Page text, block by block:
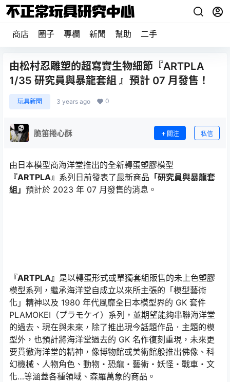
商店 圈子 專欄 新聞 幫助 二手
由松村忍雕塑的超寫實生物細節『ARTPLA
1/35 研究員與暴龍套組 』預計 07 月發售！
玩具新聞 3 years ago 0
脆笛捲心酥 關注 私信
由日本模型商海洋堂推出的全新轉蛋塑膠模型
『ARTPLA』 系列日前發表了最新商品 「研究員與暴龍套
組」 預計於 2023 年 07 月發售的消息。
『ARTPLA』 是以轉蛋形式或單獨套組販售的未上色塑膠
模型系列，繼承海洋堂自成立以來所主張的「模型藝術
化」精神以及 1980 年代風靡全日本模型界的 GK 套件
PLAMOKEI（プラモケイ）系列，並期望能夠串聯海洋堂
的過去、現在與未來，除了推出現今話題作品．主題的模
型外，也預計將海洋堂過去的 GK 名作復刻重現，未來更
要貫徹海洋堂的精神，像博物館或美術館般推出佛像、科
幻機械、人物角色、動物・恐龍・藝術・妖怪・戰車・文
化…等涵蓋各種領域、森羅萬象的商品。